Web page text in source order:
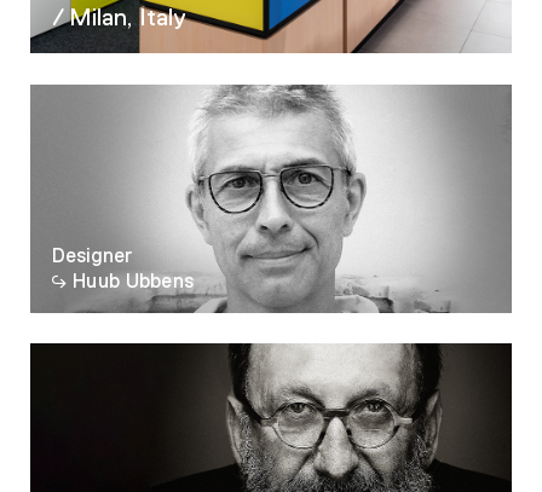
/ Milan, Italy
06
08
Designer
Huub Ubbens